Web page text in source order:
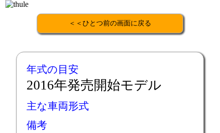
＜＜ひとつ前の画面に戻る
年式の目安
2016年発売開始モデル
主な車両形式
備考